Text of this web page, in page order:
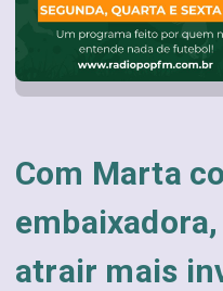
Com Marta
atrair mais